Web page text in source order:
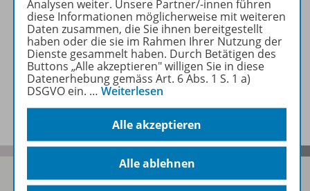
Zugehörige Produkte
Benachrichtigungs-Service
Analysen weiter. Unsere Partner/-innen führen
diese Informationen möglicherweise mit weiteren
Daten zusammen, die Sie ihnen bereitgestellt
haben oder die sie im Rahmen Ihrer Nutzung der
Dienste gesammelt haben. Durch Betätigen des
Buttons „Alle akzeptieren" willigen Sie in diese
Datenerhebung gemäss Art. 6 Abs. 1 S. 1 a)
DSGVO ein. … Weiterlesen
Alle akzeptieren
Alle ablehnen